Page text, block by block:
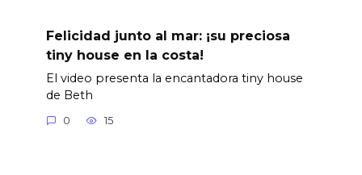
Felicidad junto al mar: ¡su preciosa
tiny house en la costa!
El video presenta la encantadora tiny house
de Beth
0 15